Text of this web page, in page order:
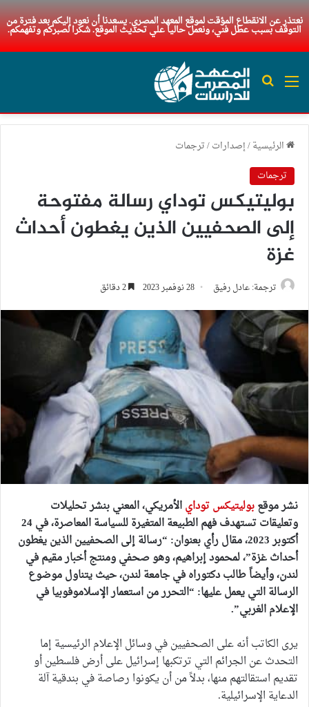
نعتذر عن الانقطاع المؤقت لموقع المعهد المصري. يسعدنا أن نعود إليكم بعد فترة من
التوقف بسبب عطل فني، ونعمل حاليا علي تحديث الموقع. شكرا لصبركم وتفهمكم.
القائمة بحث عن
الرئيسية/إصدارات/ترجمات
ترجمات
بوليتيكس توداي رسالة مفتوحة
إلى الصحفيين الذين يغطون أحداث
غزة
ترجمة: عادل رفيق 28 نوفمبر 2023
نشر موقعبوليتيكس تودايالأمريكي، المعني بنشر تحليلات
وتعليقات تستهدف فهم الطبيعة المتغيرة للسياسة المعاصرة، في 24
أكتوبر 2023، مقال رأي بعنوان: “رسالة إلى الصحفيين الذين يغطون
أحداث غزة”، لمحمود إبراهيم، وهو صحفي ومنتج أخبار مقيم في
لندن، وأيضاً طالب دكتوراه في جامعة لندن، حيث يتناول موضوع
الرسالة التي يعمل عليها: “التحرر من استعمار الإسلاموفوبيا في
الإعلام الغربي”.
يرى الكاتب أنه على الصحفيين في وسائل الإعلام الرئيسية إما
التحدث عن الجرائم التي ترتكبها إسرائيل على أرض فلسطين أو
تقديم استقالتهم منها، بدلاً من أن يكونوا رصاصة في بندقية آلة
الدعاية الإسرائيلية.